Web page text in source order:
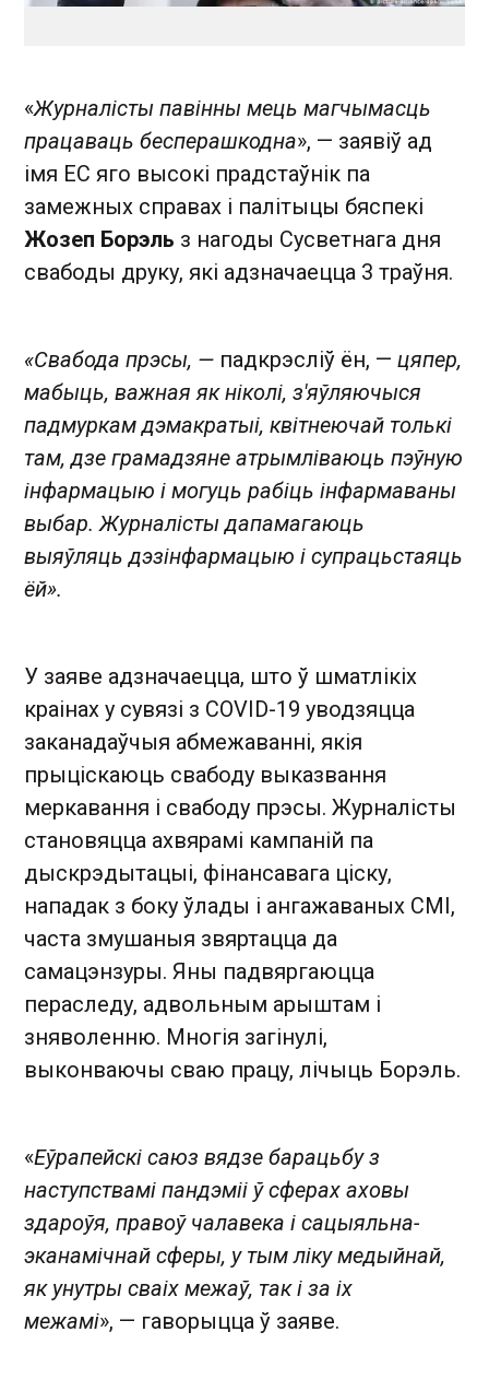
«Журналісты павінны мець магчымасць
працаваць бесперашкодна», — заявіў ад
імя ЕС яго высокі прадстаўнік па
замежных справах і палітыцы бяспекі
Жозеп Борэль з нагоды Сусветнага дня
свабоды друку, які адзначаецца 3 траўня .
«Свабода прэсы, — падкрэсліў ён, — цяпер,
мабыць, важная як ніколі, з'яўляючыся
падмуркам дэмакратыі, квітнеючай толькі
там, дзе грамадзяне атрымліваюць пэўную
інфармацыю і могуць рабіць інфармаваны
выбар. Журналісты дапамагаюць
выяўляць дэзінфармацыю і супрацьстаяць
ёй».
У заяве адзначаецца, што ў шматлікіх
краінах у сувязі з COVID-19 уводзяцца
заканадаўчыя абмежаванні, якія
прыціскаюць свабоду выказвання
меркавання і свабоду прэсы. Журналісты
становяцца ахвярамі кампаній па
дыскрэдытацыі, фінансавага ціску,
нападак з боку ўлады і ангажаваных СМІ,
часта змушаныя звяртацца да
самацэнзуры. Яны падвяргаюцца
пераследу, адвольным арыштам і
зняволенню. Многія загінулі,
выконваючы сваю працу, лічыць Борэль.
«Еўрапейскі саюз вядзе барацьбу з
наступствамі пандэміі ў сферах аховы
здароўя, правоў чалавека і сацыяльна-
эканамічнай сферы, у тым ліку медыйнай,
як унутры сваіх межаў, так і за іх
межамі», — гаворыцца ў заяве.